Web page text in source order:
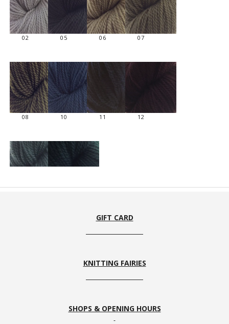
02 05 06 07
08 10 11 12
GIFT CARD
KNITTING FAIRIES
SHOPS & OPENING HOURS